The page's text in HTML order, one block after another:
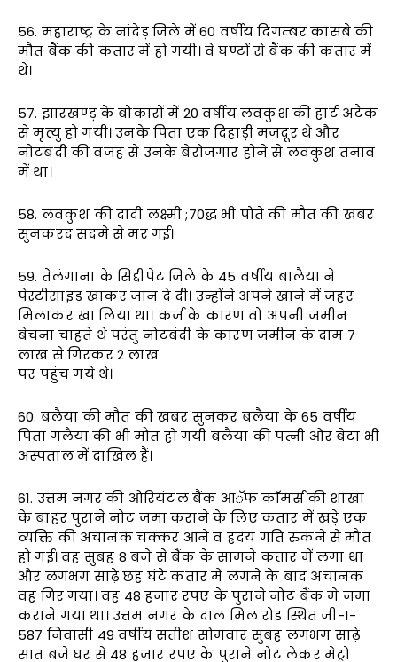
56. महाराष्ट्र के नांदेड़ जिले में 60 वर्षीय दिगम्बर कासबे की
मौत बैंक की कतार में हो गयी। वे घण्टों से बैंक की कतार में
थे।
57. झारखण्ड़ के बोकारों में 20 वर्षीय लवकुश की हार्ट अटैक
से मृत्यु हो गयी। उनके पिता एक दिहाड़ी मजदूर थे और
नोटबंदी की वजह से उनके बेरोजगार होने से लवकुश तनाव
में था।
58. लवकुश की दादी लक्ष्मी ;70द्ध भी पोते की मौत की खबर
सुनकरद सदमे से मर गई।
59. तेलंगाना के सिद्दीपेट जिले के 45 वर्षीय बालैया ने
पेस्टीसाइड खाकर जान दे दी। उन्होंने अपने खाने में जहर
मिलाकर खा लिया था। कर्ज के कारण वो अपनी जमीन
बेचना चाहते थे परंतु नोटबंदी के कारण जमीन के दाम 7
लाख से गिरकर 2 लाख
पर पहुंच गये थे।
60. बलैया की मौत की खबर सुनकर बलैया के 65 वर्षीय
पिता गलैया की भी मौत हो गयी बलैया की पत्नी और बेटा भी
अस्पताल में दाखिल हैं।
61. उत्तम नगर की ओरियंटल बैंक आॅफ काॅमर्स की शाखा
के बाहर पुराने नोट जमा कराने के लिए कतार में खड़े एक
व्यक्ति की अचानक चक्कर आने व ह्रदय गति रुकने से मौत
हो गई। वह सुबह 8 बजे से बैंक के सामने कतार में लगा था
और लगभग साढ़े छह घंटे कतार में लगने के बाद अचानक
वह गिर गया। वह 48 हजार रपए के पुराने नोट बैंक मे जमा
कराने गया था। उत्तम नगर के दाल मिल रोड स्थित जी-1-
587 निवासी 49 वर्षीय सतीश सोमवार सुबह लगभग साढ़े
सात बजे घर से 48 हजार रपए के पुराने नोट लेकर मेट्रो